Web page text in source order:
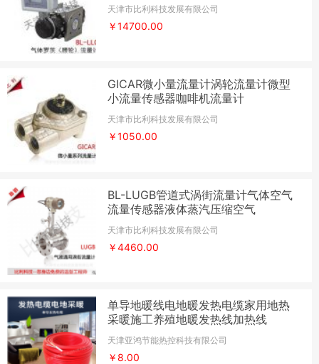
天津市比利科技发展有限公司
￥14700.00
GICAR微小量流量计涡轮流量计微型
小流量传感器咖啡机流量计
天津市比利科技发展有限公司
￥1050.00
BL-LUGB管道式涡街流量计气体空气
流量传感器液体蒸汽压缩空气
天津市比利科技发展有限公司
￥4460.00
单导地暖线电地暖发热电缆家用地热
采暖施工养殖地暖发热线加热线
天津亚鸿节能热控科技有限公司
￥8.00